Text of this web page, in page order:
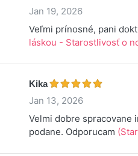
Jan 19, 2026
Veľmi prínosné, pani
láskou - Starostlivosť o
Kika
Jan 13, 2026
Velmi dobre spracovane
podane. Odporucam